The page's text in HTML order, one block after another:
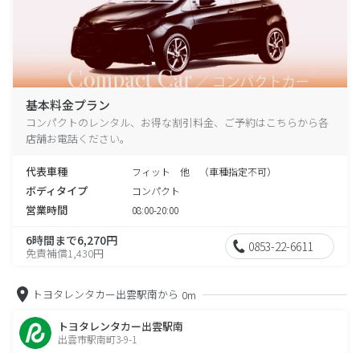
基本料金プラン
コンパクトのレンタル、お得な割引料金、ご予約はこちらから各
店舗お電話ください。
代表車種 フィット 他 （車種指定不可）
ボディタイプ コンパクト
営業時間 08:00-20:00
6時間まで6,270円
免責補償1,430円 0853-22-6611
トヨタレンタカー出雲駅南から 0m
トヨタレンタカー出雲駅南
出雲市駅南町3-9-1